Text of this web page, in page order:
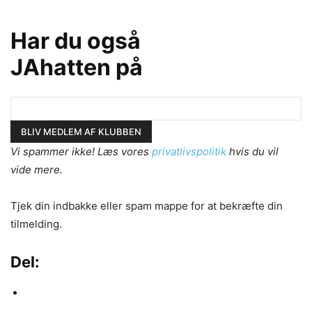
Har du også
JAhatten på
Vi spammer ikke! Læs vores privatlivspolitik hvis du vil
vide mere.
Tjek din indbakke eller spam mappe for at bekræfte din
tilmelding.
Del: